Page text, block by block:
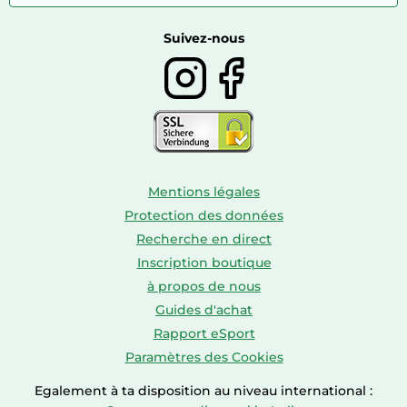
Caravaning
Suivez-nous
Mentions légales
Protection des données
Recherche en direct
Inscription boutique
à propos de nous
Guides d'achat
Rapport eSport
Paramètres des Cookies
Egalement à ta disposition au niveau international :